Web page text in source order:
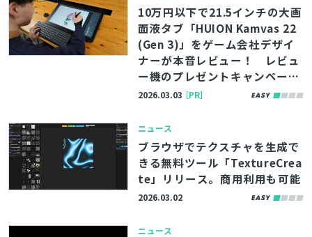
10万円以下で21.5インチの大画
面液タブ「HUION Kamvas 22
(Gen 3)」をゲーム会社デザイ
ナーが本音レビュー！ レビュ
ー機のプレゼントキャンペーン
も実施中
2026.03.03［PR］
ニュース
ブラウザでテクスチャを生成で
きる無料ツール「TextureCrea
te」リリース。商用利用も可能
2026.03.02
ニュース